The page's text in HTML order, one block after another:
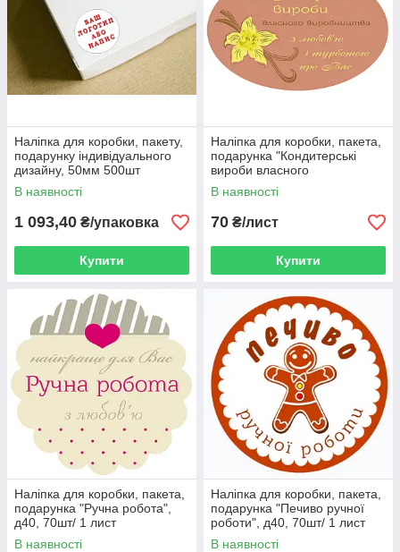
оформлення, демократичні ціни та сучасне обладнання не
підведуть вас! Якщо під час вибору у вас виникли будь-які
проблеми або труднощі — наші професійні консультанти
зможуть вам допомогти. Окрім того, ми організуємо для вас
оперативну доставку товару за вказаною адресою,
транспортування не займе більше кількох днів. Не проґавте
стильні наклейки для своєї продукції!
Наліпка для коробки, пакету,
подарунку індивідуального
дизайну, 50мм 500шт
В наявності
1 093,40 ₴/упаковка
Купити
Наліпка для коробки, пакета,
подарунка "Кондитерські
вироби власного
виробництва", овал 40*60,
36шт/ 1 лист
В наявності
70 ₴/лист
Купити
Наліпка для коробки, пакета,
подарунка "Ручна робота",
д40, 70шт/ 1 лист
В наявності
Наліпка для коробки, пакета,
подарунка "Печиво ручної
роботи", д40, 70шт/ 1 лист
В наявності